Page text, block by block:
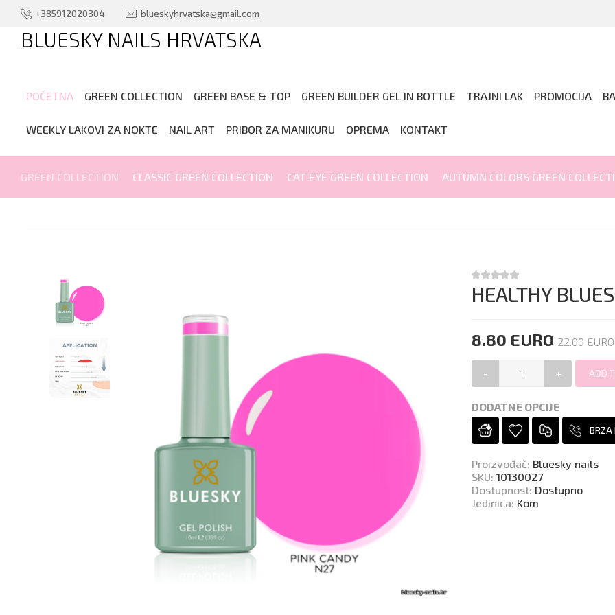
+385912020304 blueskyhrvatska@gmail.com
BLUESKY NAILS HRVATSKA
POČETNA GREEN COLLECTION GREEN BASE & TOP GREEN BUILDER GEL IN BOTTLE TRAJNI LAK PROMOCIJA
WEEKLY LAKOVI ZA NOKTE NAIL ART PRIBOR ZA MANIKURU OPREMA KONTAKT
GREEN COLLECTION CLASSIC GREEN COLLECTION CAT EYE GREEN COLLECTION AUTUMN COLORS GREEN
HEALTHY
8.80 EURO 22.00 EURO
- +
DODATNE OPCIJE
BRZA
Proizvođač: Bluesky nails
SKU: 10130027
Dostupnost: Dostupno
Jedinica: Kom